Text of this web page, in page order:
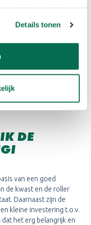
Details tonen
Fungi Matt.
DE
van een goed
de kwast en de roller
Daarnaast zijn de
kleine investering t.o.v.
het erg belangrijk en